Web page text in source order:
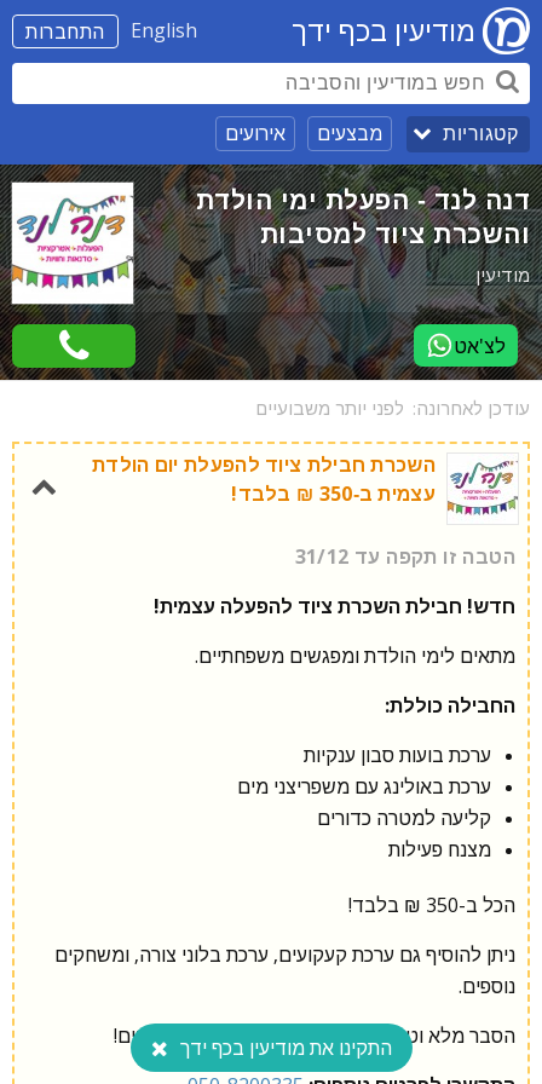
התחברות English מודיעין בכף ידך
קטגוריות מבצעים אירועים
דנה לנד - הפעלת ימי הולדת
והשכרת ציוד למסיבות
מודיעין
לצ'אט
עודכן לאחרונה: לפני יותר משבועיים
השכרת חבילת ציוד להפעלת יום הולדת
עצמית ב-350 ₪ בלבד!
הטבה זו תקפה עד 31/12
חדש! חבילת השכרת ציוד להפעלה עצמית!
מתאים לימי הולדת ומפגשים משפחתיים.
החבילה כוללת:
ערכת בועות סבון ענקיות
ערכת באולינג עם משפריצני מים
קליעה למטרה כדורים
מצנח פעילות
הכל ב-350 ₪ בלבד!
ניתן להוסיף גם ערכת קעקועים, ערכת בלוני צורה, ומשחקים
נוספים.
הסבר מלא וטיפים להצלחת האירוע ינתנו למזמינים!
התקינו את מודיעין בכף ידך